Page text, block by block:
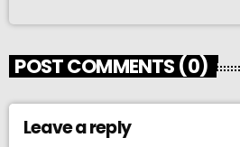
POST COMMENTS (0)
Leave a reply